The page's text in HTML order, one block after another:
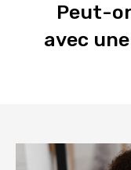
Peut-
avec